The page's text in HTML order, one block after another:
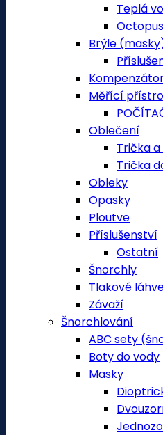
Teplá
Octopus
Brýle
Měřící
Oblečení
Trička
Trička
Obleky
Opasky
Ploutve
Příslušenství
Ostatní
Šnorchly
Tlakové
Závaží
Šnorchlování
ABC sety
Boty do vody
Masky